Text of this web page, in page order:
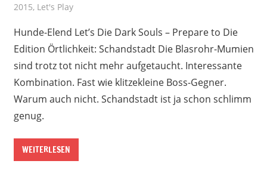
2015, Let's Play
Hunde-Elend Let’s Die Dark Souls – Prepare to Die
Edition Örtlichkeit: Schandstadt Die Blasrohr-Mumien
sind trotz tot nicht mehr aufgetaucht. Interessante
Kombination. Fast wie klitzekleine Boss-Gegner.
Warum auch nicht. Schandstadt ist ja schon schlimm
genug.
WEITERLESEN